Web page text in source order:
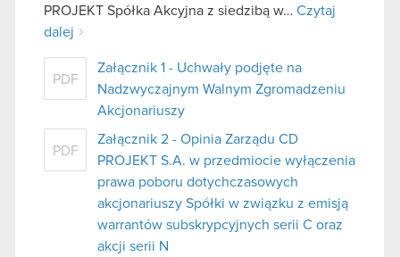
PROJEKT Spółka Akcyjna z siedzibą w… Czytaj
dalej
PDF
Załącznik 1 - Uchwały podjęte na
Nadzwyczajnym Walnym Zgromadzeniu
Akcjonariuszy
PDF
Załącznik 2 - Opinia Zarządu CD
PROJEKT S.A. w przedmiocie wyłączenia
prawa poboru dotychczasowych
akcjonariuszy Spółki w związku z emisją
warrantów subskrypcyjnych serii C oraz
akcji serii N